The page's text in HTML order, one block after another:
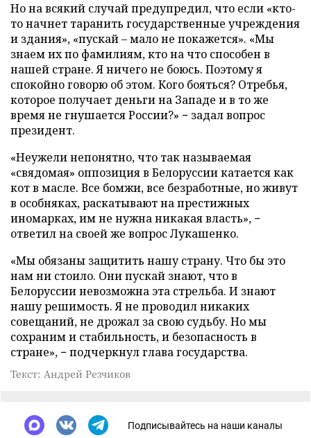
Но на всякий случай предупредил, что если «кто-
то начнет таранить государственные учреждения
и здания», «пускай – мало не покажется». «Мы
знаем их по фамилиям, кто на что способен в
нашей стране. Я ничего не боюсь. Поэтому я
спокойно говорю об этом. Кого бояться? Отребья,
которое получает деньги на Западе и в то же
время не гнушается России?» − задал вопрос
президент.
«Неужели непонятно, что так называемая
«свядомая» оппозиция в Белоруссии катается как
кот в масле. Все бомжи, все безработные, но живут
в особняках, раскатывают на престижных
иномарках, им не нужна никакая власть», −
ответил на своей же вопрос Лукашенко.
«Мы обязаны защитить нашу страну. Что бы это
нам ни стоило. Они пускай знают, что в
Белоруссии невозможна эта стрельба. И знают
нашу решимость. Я не проводил никаких
совещаний, не дрожал за свою судьбу. Но мы
сохраним и стабильность, и безопасность в
стране», − подчеркнул глава государства.
Текст: Андрей Резчиков
Подписывайтесь на наши каналы